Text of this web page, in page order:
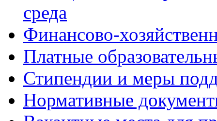
среда
Финансово-
Платные
Стипендии и меры
Нормативные